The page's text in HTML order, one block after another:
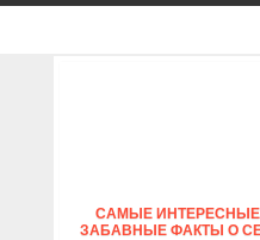
САМЫЕ
ЗАБАВНЫЕ ФАКТЫ О